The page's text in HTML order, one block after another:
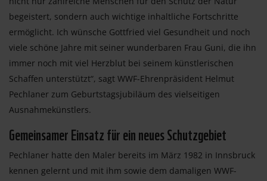
begeistert, sondern auch wichtige inhaltliche Fortschritte
ermöglicht. Ich wünsche Gottfried viel Gesundheit und noch
viele schöne Jahre mit seiner wunderbaren Frau Guni, die ihn
immer noch mit viel Herzblut bei seinem künstlerischen
Schaffen unterstützt“, sagt WWF-Ehrenpräsident Helmut
Pechlaner zum Geburtstagsjubiläum des vielseitigen
Ausnahmekünstlers.
Gemeinsamer Einsatz für ein neues Schutzgebiet
Pechlaner hatte den Maler bereits im März 1982 in Innsbruck
kennen gelernt und mit ihm sowie dem damaligen WWF-